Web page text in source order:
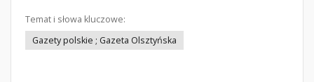
Temat i słowa kluczowe:
Gazety polskie ; Gazeta Olsztyńska